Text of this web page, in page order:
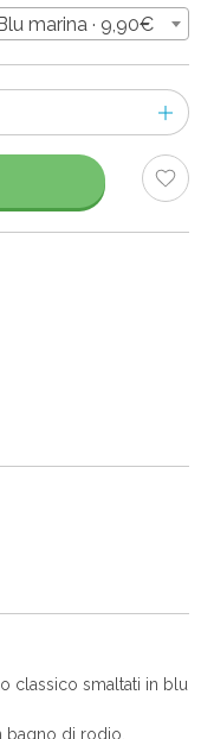
marina · 9,90€
classico smaltati in blu
di rodio.